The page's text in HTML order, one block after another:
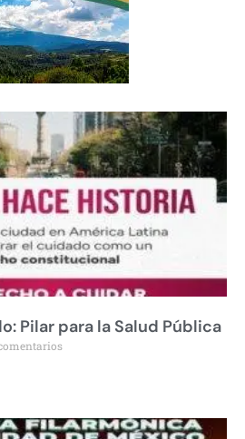
Pilar para la Salud Pública